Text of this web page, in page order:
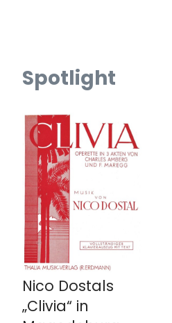
Spotlight
Nico Dostals
„Clivia“ in